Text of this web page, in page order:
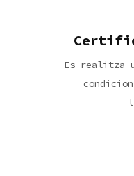
Es realitza